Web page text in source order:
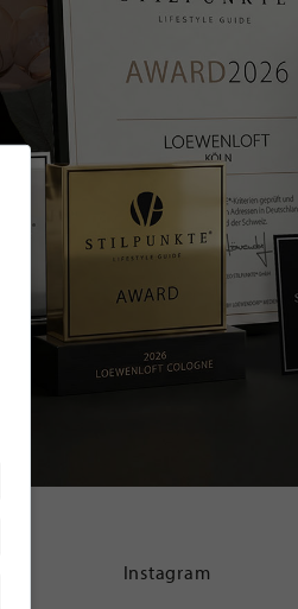
Instagram